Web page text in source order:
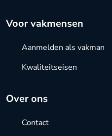
Over ons
Contact
Voor vakmensen
Aanmelden als vakman
Kwaliteitseisen